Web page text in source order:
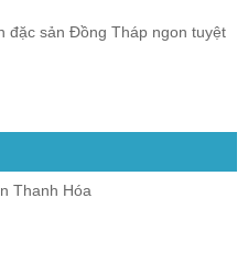
đặc sản Đồng Tháp ngon tuyệt
Thanh Hóa